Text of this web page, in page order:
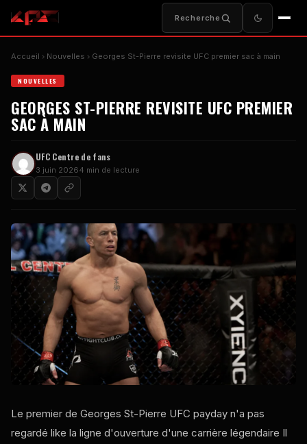
Recherche
Accueil Nouvelles Georges St-Pierre revisite UFC premier sac à main
NOUVELLES
GEORGES ST-PIERRE REVISITE UFC PREMIER
SAC À MAIN
UFCCentre de fans
3 juin 20264 min de lecture
Le premier de Georges St-Pierre UFC payday n'a pas
regardé like la ligne d'ouverture d'une carrière légendaire Il